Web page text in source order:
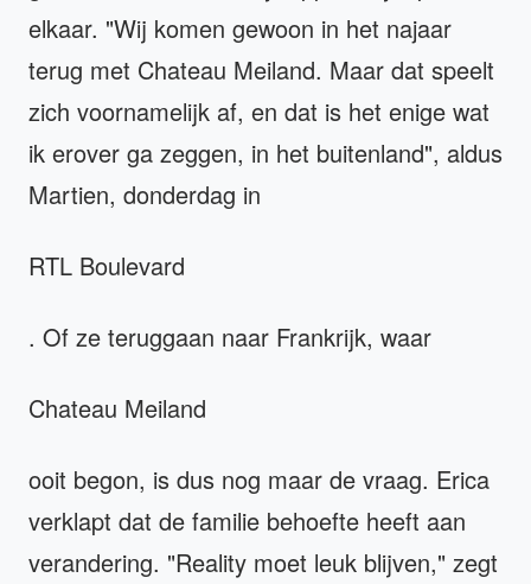
elkaar. "Wij komen gewoon in het najaar
terug met Chateau Meiland. Maar dat speelt
zich voornamelijk af, en dat is het enige wat
ik erover ga zeggen, in het buitenland", aldus
Martien, donderdag in
RTL Boulevard
. Of ze teruggaan naar Frankrijk, waar
Chateau Meiland
ooit begon, is dus nog maar de vraag. Erica
verklapt dat de familie behoefte heeft aan
verandering. "Reality moet leuk blijven," zegt